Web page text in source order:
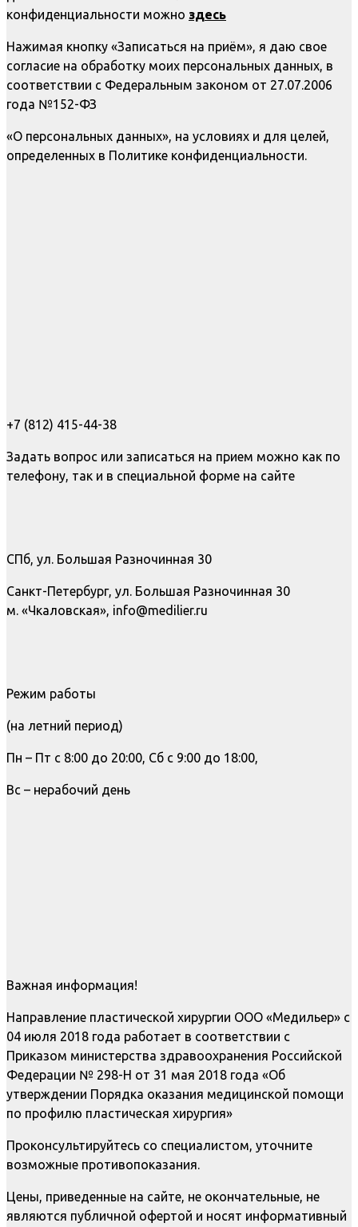
конфиденциальности можно здесь
Нажимая кнопку «Записаться на приём», я даю свое
согласие на обработку моих персональных данных, в
соответствии с Федеральным законом от 27.07.2006
года №152-ФЗ
«О персональных данных», на условиях и для целей,
определенных в Политике конфиденциальности.
+7 (812) 415-44-38
Задать вопрос или записаться на прием можно как по
телефону, так и в специальной форме на сайте
СПб, ул. Большая Разночинная 30
Санкт-Петербург, ул. Большая Разночинная 30
м. «Чкаловская», info@medilier.ru
Режим работы
(на летний период)
Пн – Пт с 8:00 до 20:00, Сб с 9:00 до 18:00,
Вс – нерабочий день
Важная информация!
Направление пластической хирургии ООО «Медильер» с
04 июля 2018 года работает в соответствии с
Приказом министерства здравоохранения Российской
Федерации № 298-Н от 31 мая 2018 года «Об
утверждении Порядка оказания медицинской помощи
по профилю пластическая хирургия»
Проконсультируйтесь со специалистом, уточните
возможные противопоказания.
Цены, приведенные на сайте, не окончательные, не
являются публичной офертой и носят информативный